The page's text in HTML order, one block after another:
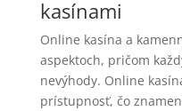
kasínami
Online kasína a
aspektoch, pričom
nevýhody. Online
prístupnosť, čo